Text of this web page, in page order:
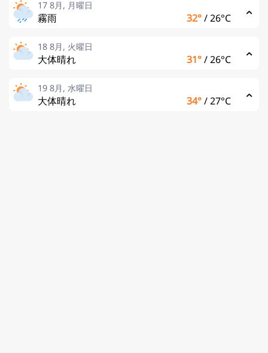
17 8月, 月曜日
霧雨 32°/26°C
18 8月, 火曜日
大体晴れ 31°/26°C
19 8月, 水曜日
大体晴れ 34°/27°C